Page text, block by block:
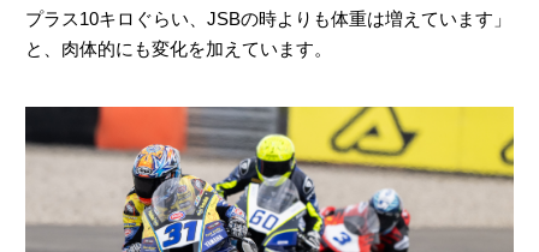
プラス10キロぐらい、JSBの時よりも体重は増えています」
と、肉体的にも変化を加えています。